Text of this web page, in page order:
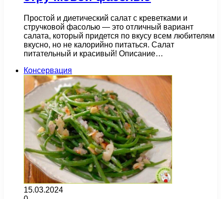
Простой и диетический салат с креветками и
стручковой фасолью — это отличный вариант
салата, который придется по вкусу всем любителям
вкусно, но не калорийно питаться. Салат
питательный и красивый! Описание…
Консервация
15.03.2024